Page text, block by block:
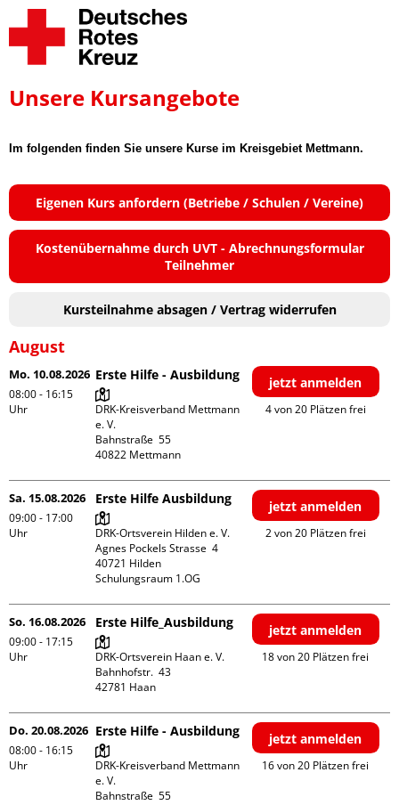
Unsere Kursangebote
Im folgenden finden Sie unsere Kurse im Kreisgebiet Mettmann.
Eigenen Kurs anfordern (Betriebe / Schulen / Vereine)
Kostenübernahme durch UVT - Abrechnungsformular
Teilnehmer
Kursteilnahme absagen / Vertrag widerrufen
August
Mo. 10.08.2026
08:00 - 16:15
Uhr
Erste Hilfe - Ausbildung
DRK-Kreisverband Mettmann
e. V.
Bahnstraße  55
jetzt anmelden
4 von 20 Plätzen frei
Sa. 15.08.2026
09:00 - 17:00
Uhr
Erste Hilfe Ausbildung
DRK-Ortsverein Hilden e. V.
Agnes Pockels Strasse  4
40721 Hilden
Schulungsraum 1.OG
jetzt anmelden
2 von 20 Plätzen frei
So. 16.08.2026
09:00 - 17:15
Uhr
Erste Hilfe_Ausbildung
DRK-Ortsverein Haan e. V.
Bahnhofstr.  43
jetzt anmelden
18 von 20 Plätzen frei
Do. 20.08.2026
08:00 - 16:15
Uhr
Erste Hilfe - Ausbildung
DRK-Kreisverband Mettmann
e. V.
Bahnstraße  55
jetzt anmelden
16 von 20 Plätzen frei